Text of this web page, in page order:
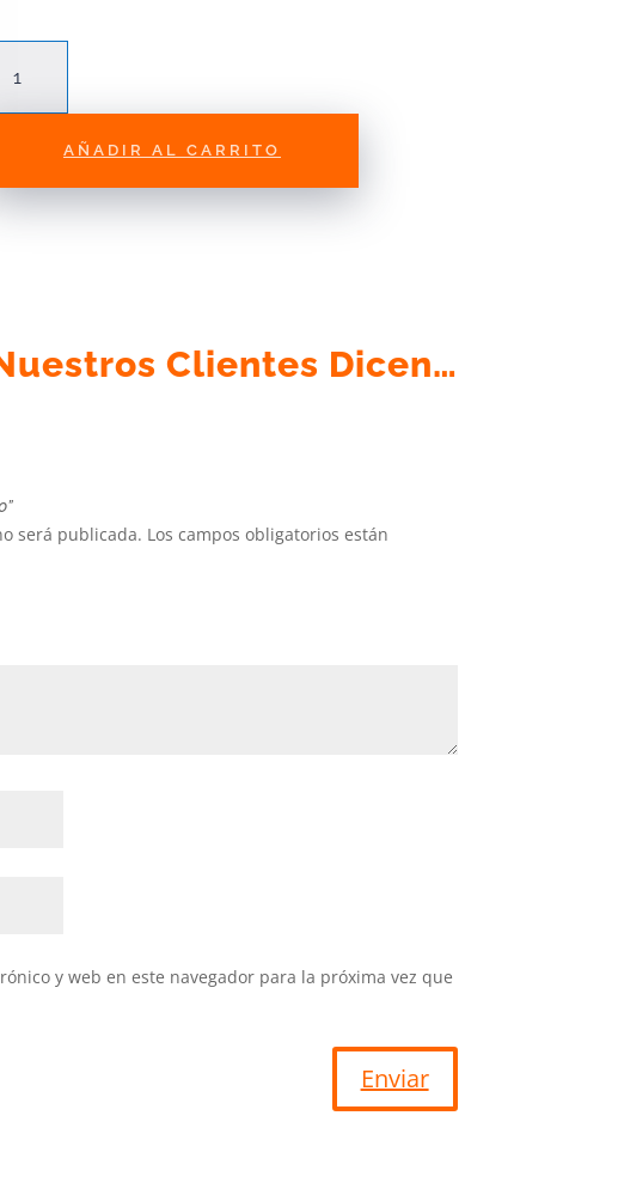
AÑADIR AL CARRITO
Clientes Dicen…
será publicada. Los campos obligatorios están
y web en este navegador para la próxima vez que
Enviar